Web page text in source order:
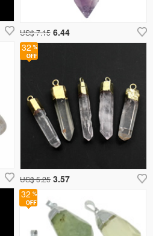
US$ 7.15 6.44
32
US$ 5.25 3.57
32